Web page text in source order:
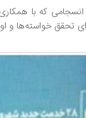
که با
تحقق خواسته‌ها